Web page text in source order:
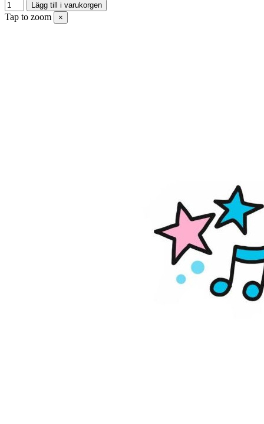
Lägg till i varukorgen
Tap to zoom ×